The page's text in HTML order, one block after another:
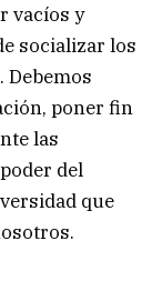
vacíos y
socializar los
Debemos
poner fin
las
del
que